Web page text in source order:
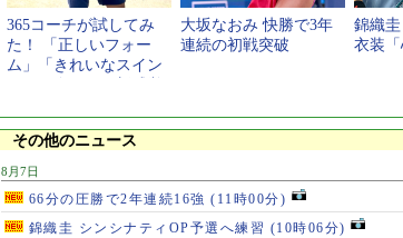
365コーチが試してみ
た！ 「正しいフォー
ム」「きれいなスイン
大坂なおみ 快勝で3年
連続の初戦突破
錦織
衣装「
その他のニュース
8月7日
66分の圧勝で2年連続16強 (11時00分)
錦織圭 シンシナティOP予選へ練習 (10時06分)